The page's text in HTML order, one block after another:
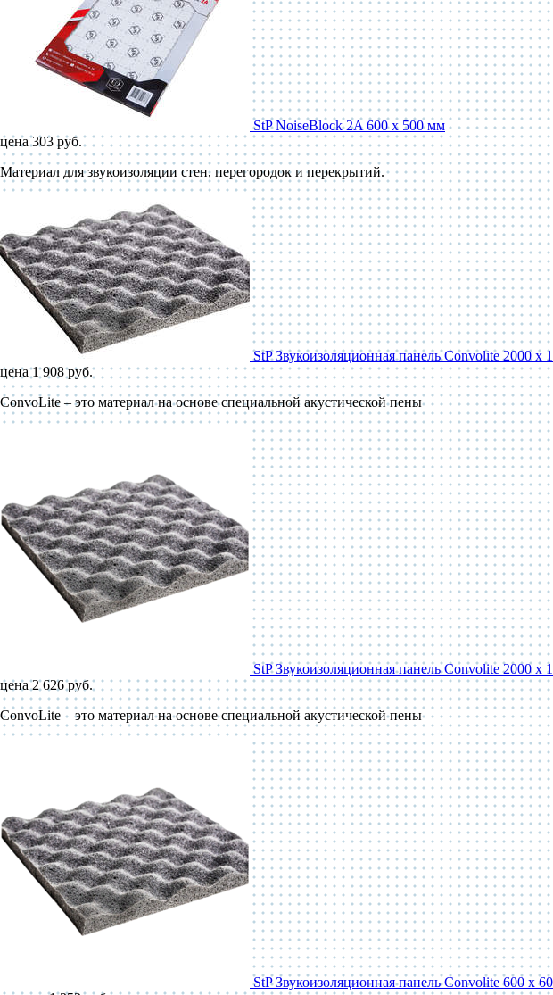
StP NoiseBlock 2A 600 x 500 мм
цена 303 руб.
Материал для звукоизоляции стен, перегородок и перекрытий.
StP Звукоизоляционная панель Convolite 2000 x
цена 1 908 руб.
ConvoLite – это материал на основе специальной акустической пены
StP Звукоизоляционная панель Convolite 2000 x
цена 2 626 руб.
ConvoLite – это материал на основе специальной акустической пены
StP Звукоизоляционная панель Convolite 600 x